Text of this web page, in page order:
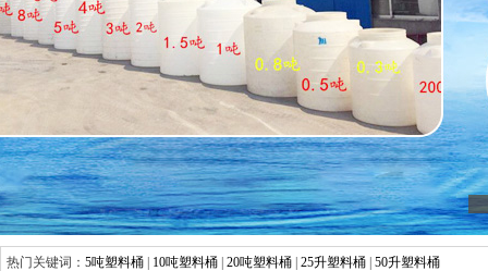
热门关键词： 5吨塑料桶 10吨塑料桶 20吨塑料桶 25升塑料桶 50升塑料桶